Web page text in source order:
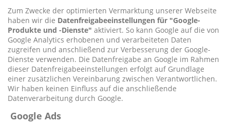
Zum Zwecke der optimierten Vermarktung unserer Webseite
haben wir die Datenfreigabeeinstellungen für "Google-
Produkte und -Dienste" aktiviert. So kann Google auf die von
Google Analytics erhobenen und verarbeiteten Daten
zugreifen und anschließend zur Verbesserung der Google-
Dienste verwenden. Die Datenfreigabe an Google im Rahmen
dieser Datenfreigabeeinstellungen erfolgt auf Grundlage
einer zusätzlichen Vereinbarung zwischen Verantwortlichen.
Wir haben keinen Einfluss auf die anschließende
Datenverarbeitung durch Google.
Google Ads